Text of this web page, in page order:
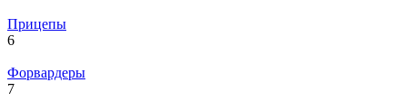
Прицепы
6
Форвардеры
7